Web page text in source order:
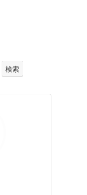
検索